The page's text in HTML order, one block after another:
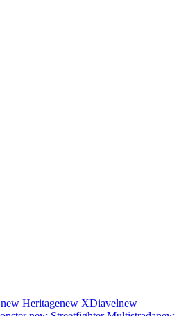
new Heritagenew XDiavelnew